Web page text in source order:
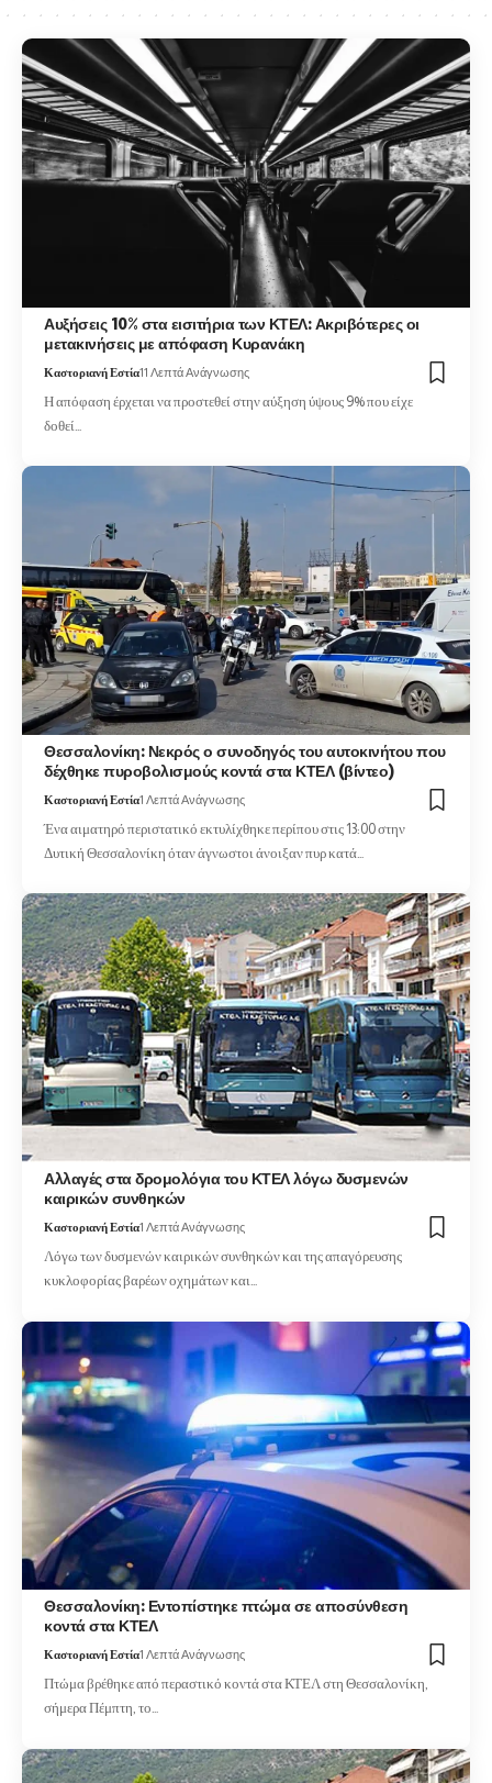
Αυξήσεις 10% στα εισιτήρια των ΚΤΕΛ: Ακριβότερες οι
μετακινήσεις με απόφαση Κυρανάκη
Καστοριανή Εστία11 Λεπτά Ανάγνωσης
Η απόφαση έρχεται να προστεθεί στην αύξηση ύψους 9% που είχε
δοθεί…
Θεσσαλονίκη: Νεκρός ο συνοδηγός του αυτοκινήτου που
δέχθηκε πυροβολισμούς κοντά στα ΚΤΕΛ (βίντεο)
Καστοριανή Εστία1 Λεπτά Ανάγνωσης
Ένα αιματηρό περιστατικό εκτυλίχθηκε περίπου στις 13:00 στην
Δυτική Θεσσαλονίκη όταν άγνωστοι άνοιξαν πυρ κατά…
Αλλαγές στα δρομολόγια του ΚΤΕΛ λόγω δυσμενών
καιρικών συνθηκών
Καστοριανή Εστία1 Λεπτά Ανάγνωσης
Λόγω των δυσμενών καιρικών συνθηκών και της απαγόρευσης
κυκλοφορίας βαρέων οχημάτων και…
Θεσσαλονίκη: Εντοπίστηκε πτώμα σε αποσύνθεση
κοντά στα ΚΤΕΛ
Καστοριανή Εστία1 Λεπτά Ανάγνωσης
Πτώμα βρέθηκε από περαστικό κοντά στα ΚΤΕΛ στη Θεσσαλονίκη,
σήμερα Πέμπτη, το…